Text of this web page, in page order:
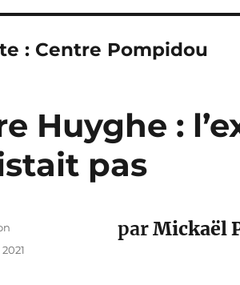
: Centre Pompidou
Huyghe :
pas
parMickaël